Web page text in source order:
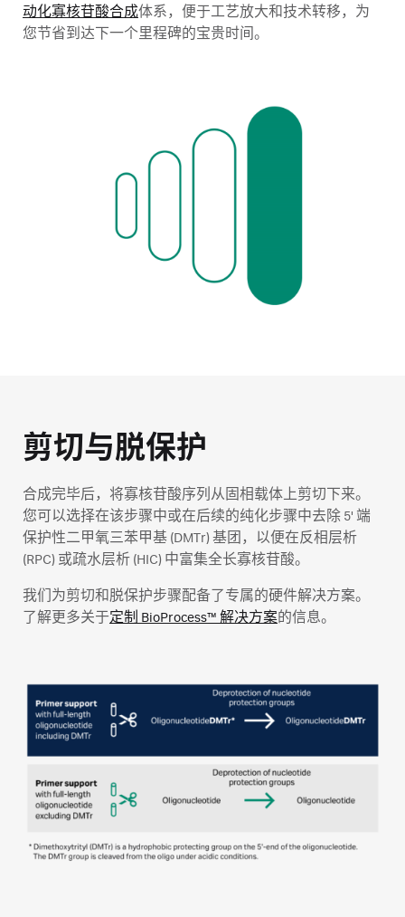
动化寡核苷酸合成体系，便于工艺放大和技术转移，为
您节省到达下一个里程碑的宝贵时间。
剪切与脱保护
合成完毕后，将寡核苷酸序列从固相载体上剪切下来。
您可以选择在该步骤中或在后续的纯化步骤中去除 5' 端
保护性二甲氧三苯甲基 (DMTr) 基团，以便在反相层析
(RPC) 或疏水层析 (HIC) 中富集全长寡核苷酸。
我们为剪切和脱保护步骤配备了专属的硬件解决方案。
了解更多关于定制 BioProcess™ 解决方案的信息。